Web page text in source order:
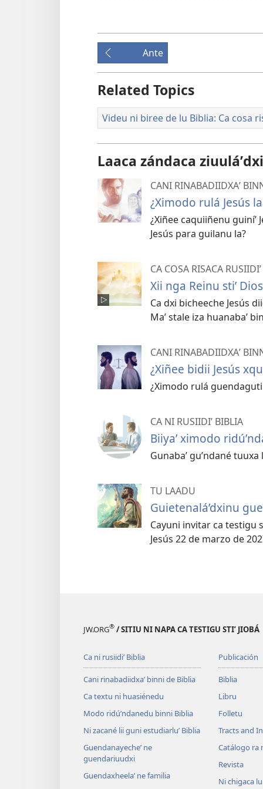
ni
Ante
Related Topics
Videu ni biree de lu Biblia: Ca cosa
Laaca zándaca
CANI RINABADIIDXAʼ
¿Ximodo rulá Jesús
¿Xiñee caquiiñenu guiníʼ
Jesús para guilanu la?
CA COSA RISACA
Xii nga Reinu stiʼ Dios
Ca dxi bicheeche Jesús
Maʼ stale iza huanabaʼ
CANI RINABADIIDXAʼ
¿Xiñee bidii Jesús
¿Ximodo rulá
CA NI RUSIIDIʼ BIBLIA
Biiyaʼ ximodo
Gunabaʼ guʼndané tuuxa
TU LAADU
Guietenalá’dxinu
Cayuni invitar ca testigu
Jesús 22 de marzo de
JW.ORG® / SITIU NI NAPA CA TESTIGU STIʼ JIOBÁ
Ca ni rusiidiʼ Biblia
Cani rinabadiidxaʼ binni de Biblia
Ca textu ni huasiénedu
Modo ridúʼndanedu binni Biblia
Ni zacané lii guni estudiarluʼ Biblia
Guendanayecheʼ ne
guendariuudxi
Guendaxheelaʼ ne familia
Publicación
Biblia
Libru
Folletu
Tracts and
Catálogo ra
Revista
Ni chigaca